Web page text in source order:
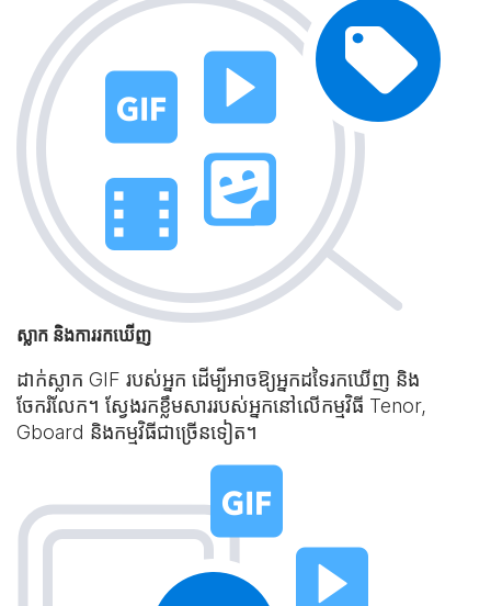
ស្លាក និងការរកឃើញ
ដាក់ស្លាក GIF របស់អ្នក ដើម្បីអាចឱ្យអ្នកដទៃរកឃើញ និង
ចែករំលែក។ ស្វែងរកខ្លឹមសាររបស់អ្នកនៅលើកម្មវិធី Tenor,
Gboard និងកម្មវិធីជាច្រើនទៀត។